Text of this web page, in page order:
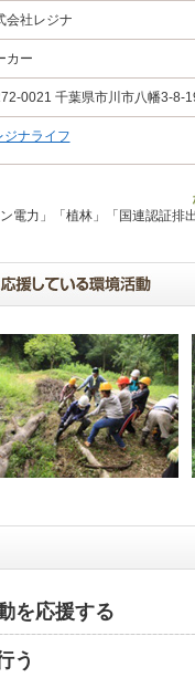
会社レジナ
カー
0021 千葉県市川市八幡3-8-
ジナライフ
電力」「植林」「国連認証排
を応援する
う